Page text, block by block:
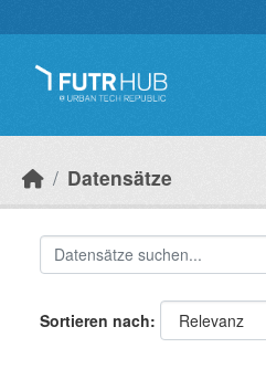
Datensätze
Sortieren nach